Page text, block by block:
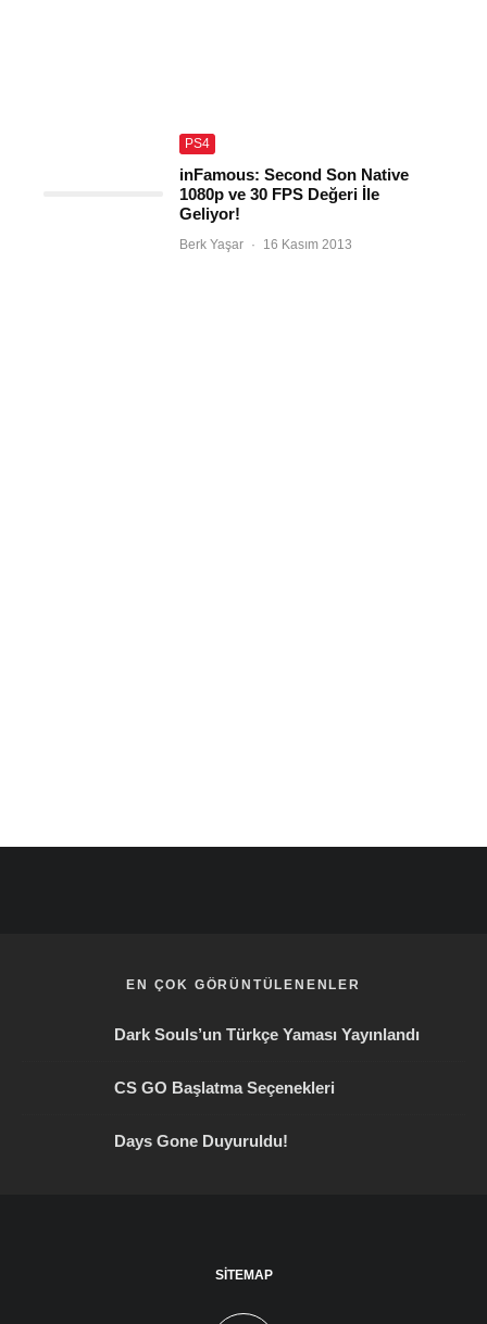
PS4
inFamous: Second Son Native
1080p ve 30 FPS Değeri İle
Geliyor!
Berk Yaşar · 16 Kasım 2013
EN ÇOK GÖRÜNTÜLENENLER
Dark Souls’un Türkçe Yaması Yayınlandı
CS GO Başlatma Seçenekleri
Days Gone Duyuruldu!
SITEMAP